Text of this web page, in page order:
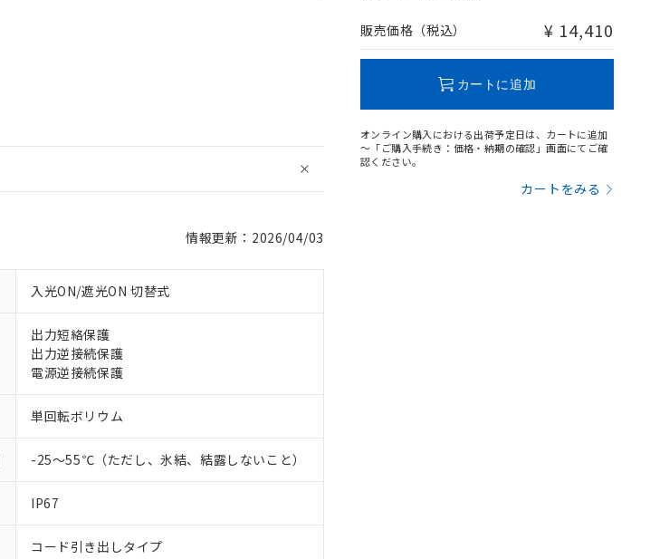
情報更新：2026/04/03
入光ON/遮光ON 切替式
出力短絡保護
出力逆接続保護
電源逆接続保護
単回転ボリウム
-25～55℃（ただし、氷結、結露しないこと）
IP67
コード引き出しタイプ
販売価格（税込） ¥ 14,410
カートに追加
オンライン購入における出荷予定日は、カートに追加
～「ご購入手続き：価格・納期の確認」画面にてご確
認ください。
カートをみる